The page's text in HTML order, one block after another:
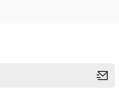
görüntülenemiyor.